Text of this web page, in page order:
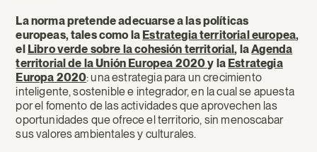
La norma pretende adecuarse a las políticas
europeas, tales como la Estrategia territorial europea,
el Libro verde sobre la cohesión territorial, laAgenda
territorial de la Unión Europea 2020y la Estrategia
Europa 2020: una estrategia para un crecimiento
inteligente, sostenible e integrador, en la cual se apuesta
por el fomento de las actividades que aprovechen las
oportunidades que ofrece el territorio, sin menoscabar
sus valores ambientales y culturales.